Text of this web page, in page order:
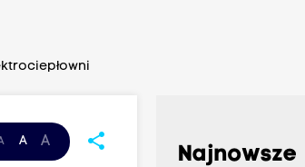
A A share
Najnowsze